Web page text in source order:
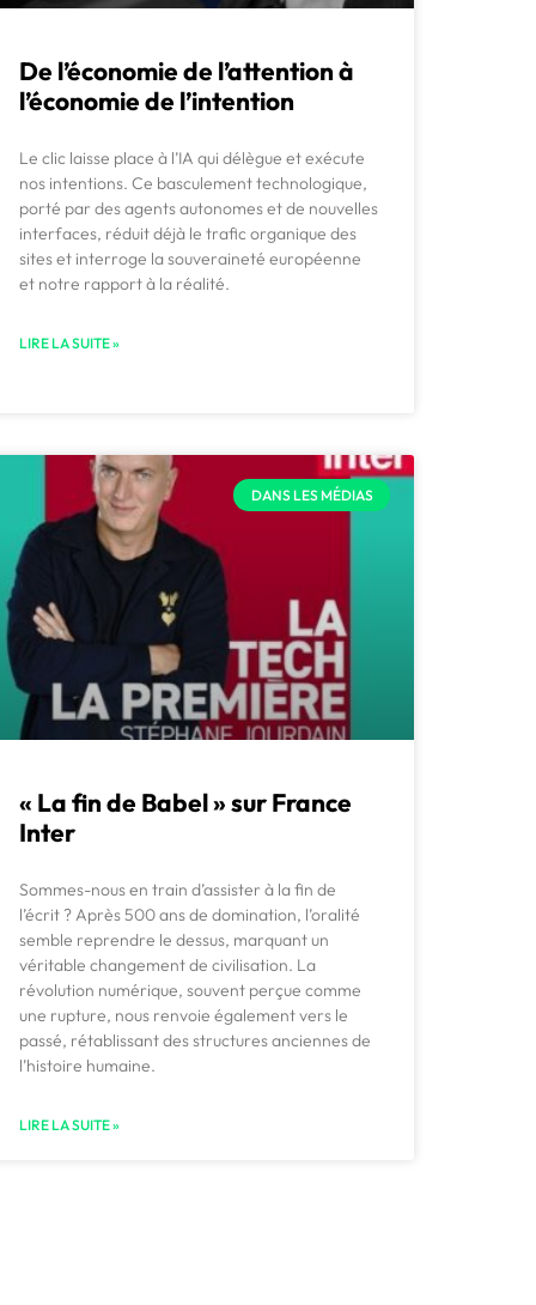
De l’économie de l’attention à
l’économie de l’intention
Le clic laisse place à l’IA qui délègue et exécute
nos intentions. Ce basculement technologique,
porté par des agents autonomes et de nouvelles
interfaces, réduit déjà le trafic organique des
sites et interroge la souveraineté européenne
et notre rapport à la réalité.
LIRE LA SUITE »
DANS LES MÉDIAS
« La fin de Babel » sur France
Inter
Sommes-nous en train d’assister à la fin de
l’écrit ? Après 500 ans de domination, l’oralité
semble reprendre le dessus, marquant un
véritable changement de civilisation. La
révolution numérique, souvent perçue comme
une rupture, nous renvoie également vers le
passé, rétablissant des structures anciennes de
l’histoire humaine.
LIRE LA SUITE »